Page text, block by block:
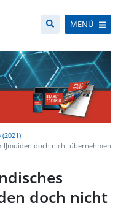
MENÜ
IJmuiden doch nicht übernehmen
doch nicht